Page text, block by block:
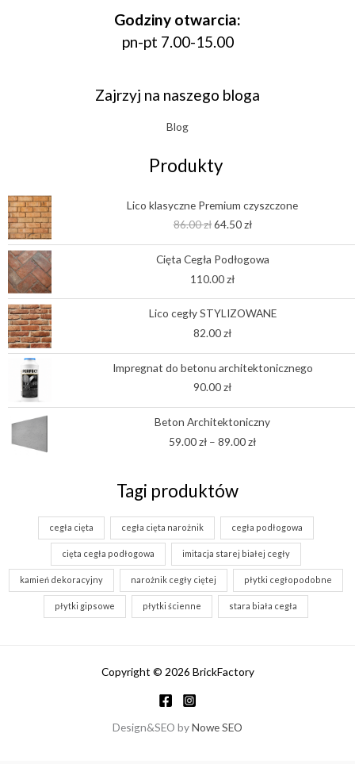
Godziny otwarcia:
pn-pt 7.00-15.00
Zajrzyj na naszego bloga
Blog
Produkty
Lico klasyczne Premium czyszczone
86.00zł
cena
wynosiła:
86.00 zł.
64.50zł
cena
wynosi:
64.50 zł.
Cięta Cegła Podłogowa
110.00zł
Lico cegły STYLIZOWANE
82.00zł
Impregnat do betonu architektonicznego
90.00zł
Beton Architektoniczny
59.00zł – 89.00zł
cen:
od
Tagi produktów
cegła cięta cegła cięta narożnik cegła podłogowa
cięta cegła podłogowa imitacja starej białej cegły
kamień dekoracyjny narożnik cegły ciętej płytki cegłopodobne
płytki gipsowe płytki ścienne stara biała cegła
Copyright © 2026 BrickFactory
Design&SEO byNowe SEO